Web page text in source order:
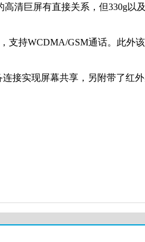
清巨屏有直接关系，但330g以
支持WCDMA/GSM通话。此外
接实现屏幕共享，另附带了红外